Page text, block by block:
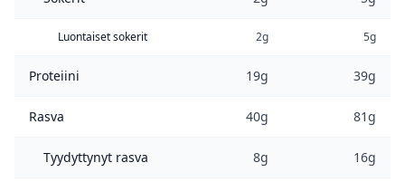
Luontaiset sokerit 2g 5g
Proteiini 19g 39g
Rasva 40g 81g
Tyydyttynyt rasva 8g 16g